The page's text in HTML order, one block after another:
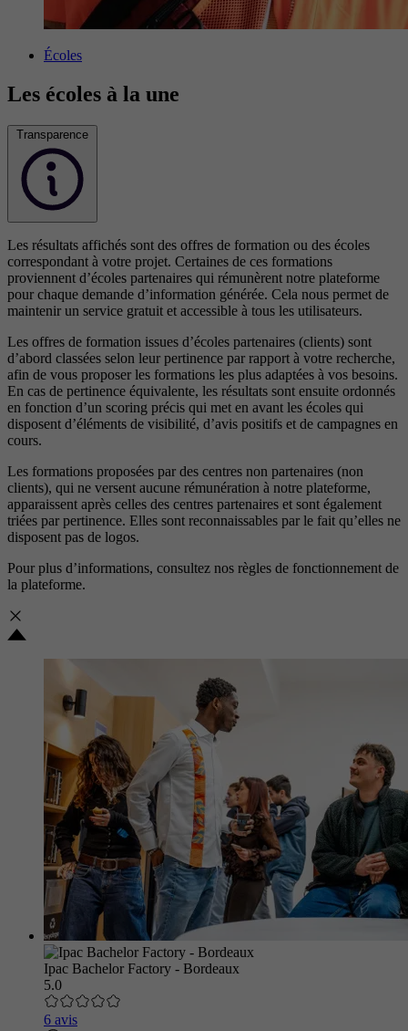
Écoles
Les écoles à la une
Transparence
Les résultats affichés sont des offres de formation ou des écoles
correspondant à votre projet. Certaines de ces formations
proviennent d’écoles partenaires qui rémunèrent notre plateforme
pour chaque demande d’information générée. Cela nous permet de
maintenir un service gratuit et accessible à tous les utilisateurs.
Les offres de formation issues d’écoles partenaires (clients) sont
d’abord classées selon leur pertinence par rapport à votre recherche,
afin de vous proposer les formations les plus adaptées à vos besoins.
En cas de pertinence équivalente, les résultats sont ensuite ordonnés
en fonction d’un scoring précis qui met en avant les écoles qui
disposent d’éléments de visibilité, d’avis positifs et de campagnes en
cours.
Les formations proposées par des centres non partenaires (non
clients), qui ne versent aucune rémunération à notre plateforme,
apparaissent après celles des centres partenaires et sont également
triées par pertinence. Elles sont reconnaissables par le fait qu’elles ne
disposent pas de logos.
Pour plus d’informations, consultez nos règles de fonctionnement de
la plateforme.
Ipac Bachelor Factory - Bordeaux
5.0
6 avis